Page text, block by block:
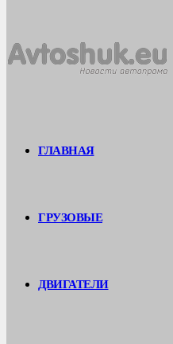
ГЛАВНАЯ
ГРУЗОВЫЕ
ДВИГАТЕЛИ